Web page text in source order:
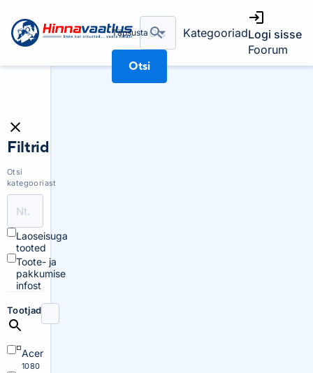
Täpsusta
Otsi
KategooriadLogi sisse
Foorum
Filtrid
Otsi
kategooriast
Laoseisuga
tooted
Toote- ja
pakkumise
infost
Tootjad
Acer
1080